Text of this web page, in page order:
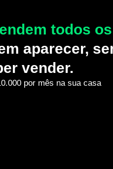
todos
aparecer,
vender.
por mês na sua casa